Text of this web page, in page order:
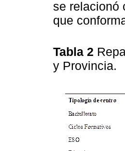
se relacionó
que
Tabla 2
y Provincia.